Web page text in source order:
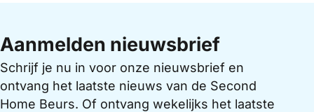
Aanmelden nieuwsbrief
Schrijf je nu in voor onze nieuwsbrief en
ontvang het laatste nieuws van de Second
Home Beurs. Of ontvang wekelijks het laatste